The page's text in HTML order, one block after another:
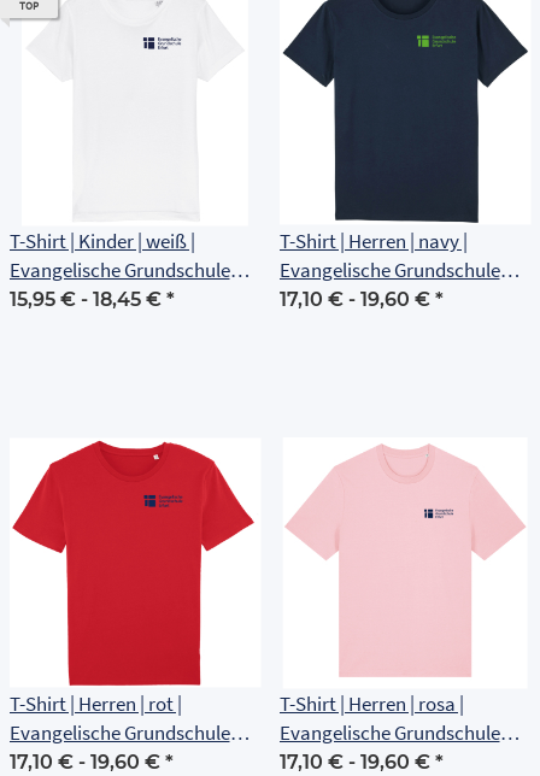
TOP
T-Shirt | Kinder | weiß |
Evangelische Grundschule
Erfurt
15,95 € - 18,45 € *
T-Shirt | Herren | navy |
Evangelische Grundschule
Erfurt
17,10 € - 19,60 € *
T-Shirt | Herren | rot |
Evangelische Grundschule
Erfurt
17,10 € - 19,60 € *
T-Shirt | Herren | rosa |
Evangelische Grundschule
Erfurt
17,10 € - 19,60 € *